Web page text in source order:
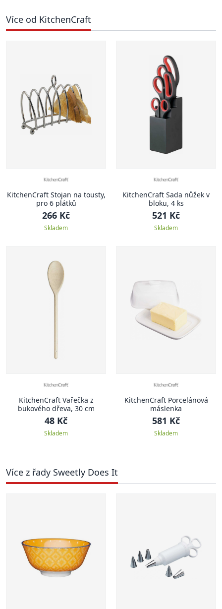
Více od KitchenCraft
KitchenCraft Stojan na tousty,
pro 6 plátků
266 Kč
Skladem
KitchenCraft Sada nůžek v
bloku, 4 ks
521 Kč
Skladem
KitchenCraft Vařečka z
bukového dřeva, 30 cm
48 Kč
Skladem
KitchenCraft Porcelánová
máslenka
581 Kč
Skladem
Více z řady Sweetly Does It